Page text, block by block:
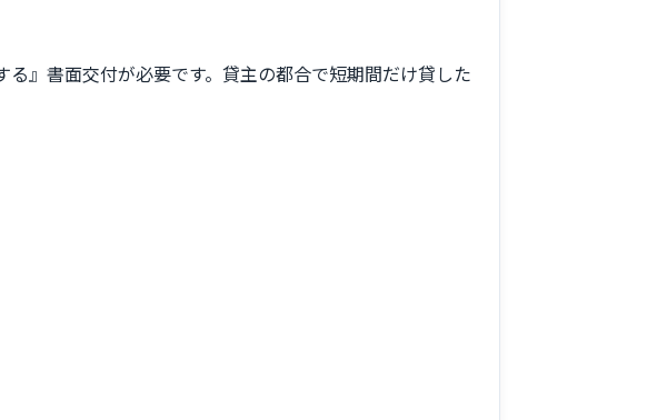
』書面交付が必要です。貸主の都合で短期間だけ貸した